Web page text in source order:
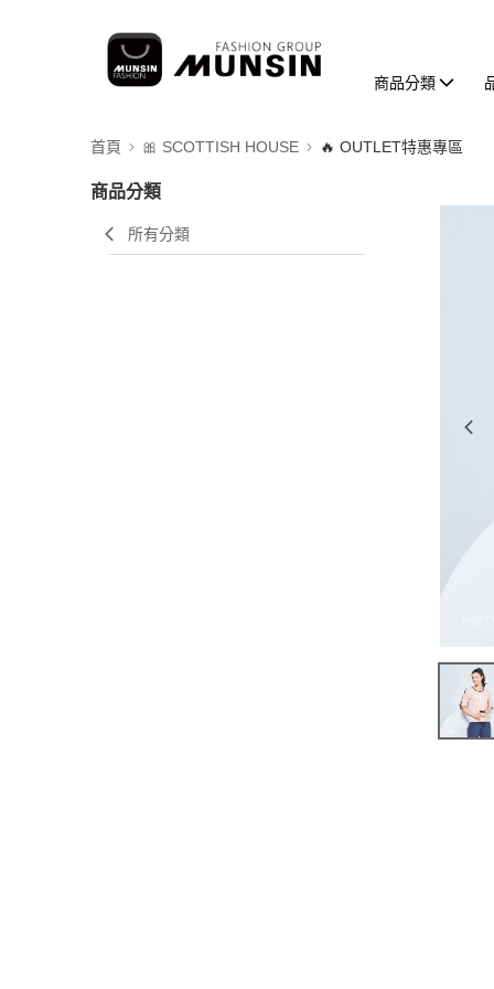
商品分類
首頁 🎀 SCOTTISH HOUSE 🔥 OUTLET特惠專區
商品分類
所有分類